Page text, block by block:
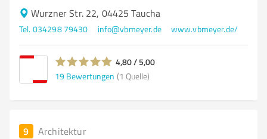
Wurzner Str. 22, 04425 Taucha
Tel. 034298 79430 info@vbmeyer.de www.vbmeyer.de/
4,80 / 5,00
19 Bewertungen (1 Quelle)
9 Architektur